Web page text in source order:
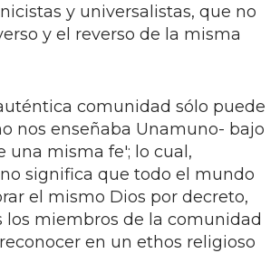
y universalistas, que no
y el reverso de la misma
comunidad sólo puede
nos enseñaba Unamuno- bajo
una misma fe'; lo cual,
significa que todo el mundo
el mismo Dios por decreto,
los miembros de la comunidad
en un ethos religioso